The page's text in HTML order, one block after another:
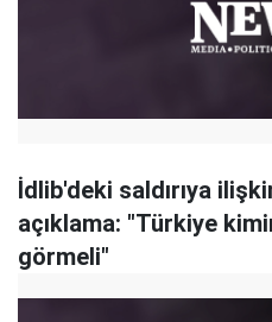
İdlib'deki saldırıya
açıklama: "Türkiye
görmeli"